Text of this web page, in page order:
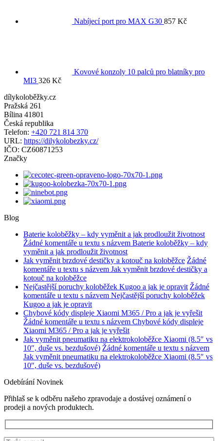
Nabíjecí port pro MAX G30 857 Kč
Kovové konzoly 10 palců pro blatníky pro
MI3 326 Kč
dílykoloběžky.cz
Pražská 261
Bílina 41801
Česká republika
Telefon: +420 721 814 370
URL: https://dilykolobezky.cz/
IČO: CZ60871253
Značky
Blog
Baterie koloběžky – kdy vyměnit a jak prodloužit životnost
Žádné komentáře u textu s názvem Baterie koloběžky – kdy
vyměnit a jak prodloužit životnost
Jak vyměnit brzdové destičky a kotouč na koloběžce Žádné
komentáře u textu s názvem Jak vyměnit brzdové destičky a
kotouč na koloběžce
Nejčastější poruchy koloběžek Kugoo a jak je opravit Žádné
komentáře u textu s názvem Nejčastější poruchy koloběžek
Kugoo a jak je opravit
Chybové kódy displeje Xiaomi M365 / Pro a jak je vyřešit
Žádné komentáře u textu s názvem Chybové kódy displeje
Xiaomi M365 / Pro a jak je vyřešit
Jak vyměnit pneumatiku na elektrokoloběžce Xiaomi (8.5″ vs
10″, duše vs. bezdušové) Žádné komentáře u textu s názvem
Jak vyměnit pneumatiku na elektrokoloběžce Xiaomi (8.5″ vs
10″, duše vs. bezdušové)
Odebírání Novinek
Přihlaš se k odběru našeho zpravodaje a dostávej oznámení o
prodeji a nových produktech.